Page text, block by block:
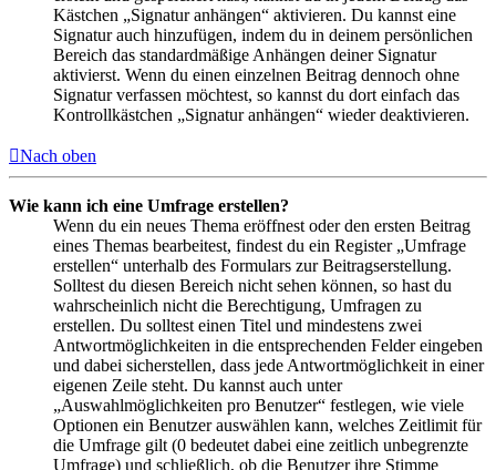
Kästchen „Signatur anhängen“ aktivieren. Du kannst eine
Signatur auch hinzufügen, indem du in deinem persönlichen
Bereich das standardmäßige Anhängen deiner Signatur
aktivierst. Wenn du einen einzelnen Beitrag dennoch ohne
Signatur verfassen möchtest, so kannst du dort einfach das
Kontrollkästchen „Signatur anhängen“ wieder deaktivieren.
Nach oben
Wie kann ich eine Umfrage erstellen?
Wenn du ein neues Thema eröffnest oder den ersten Beitrag
eines Themas bearbeitest, findest du ein Register „Umfrage
erstellen“ unterhalb des Formulars zur Beitragserstellung.
Solltest du diesen Bereich nicht sehen können, so hast du
wahrscheinlich nicht die Berechtigung, Umfragen zu
erstellen. Du solltest einen Titel und mindestens zwei
Antwortmöglichkeiten in die entsprechenden Felder eingeben
und dabei sicherstellen, dass jede Antwortmöglichkeit in einer
eigenen Zeile steht. Du kannst auch unter
„Auswahlmöglichkeiten pro Benutzer“ festlegen, wie viele
Optionen ein Benutzer auswählen kann, welches Zeitlimit für
die Umfrage gilt (0 bedeutet dabei eine zeitlich unbegrenzte
Umfrage) und schließlich, ob die Benutzer ihre Stimme